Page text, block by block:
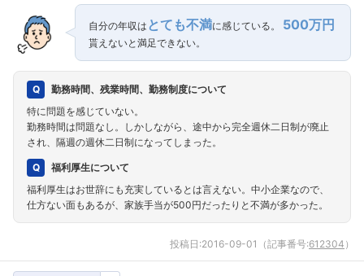
自分の年収は とても不満に感じている。 500万円
貰えないと満足できない。
勤務時間、残業時間、勤務制度について
特に問題を感じていない。
勤務時間は問題なし。しかしながら、途中から完全週休二日制が廃止
され、隔週の週休二日制になってしまった。
福利厚生について
福利厚生はお世辞にも充実しているとは言えない。中小企業なので、
仕方ない面もあるが、家族手当が500円だったりと不満が多かった。
投稿日:2016-09-01 （記事番号:612304 ）